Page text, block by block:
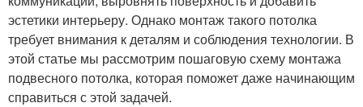
эстетики интерьеру. Однако монтаж такого потолка
требует внимания к деталям и соблюдения технологии. В
этой статье мы рассмотрим пошаговую схему монтажа
подвесного потолка, которая поможет даже начинающим
справиться с этой задачей.